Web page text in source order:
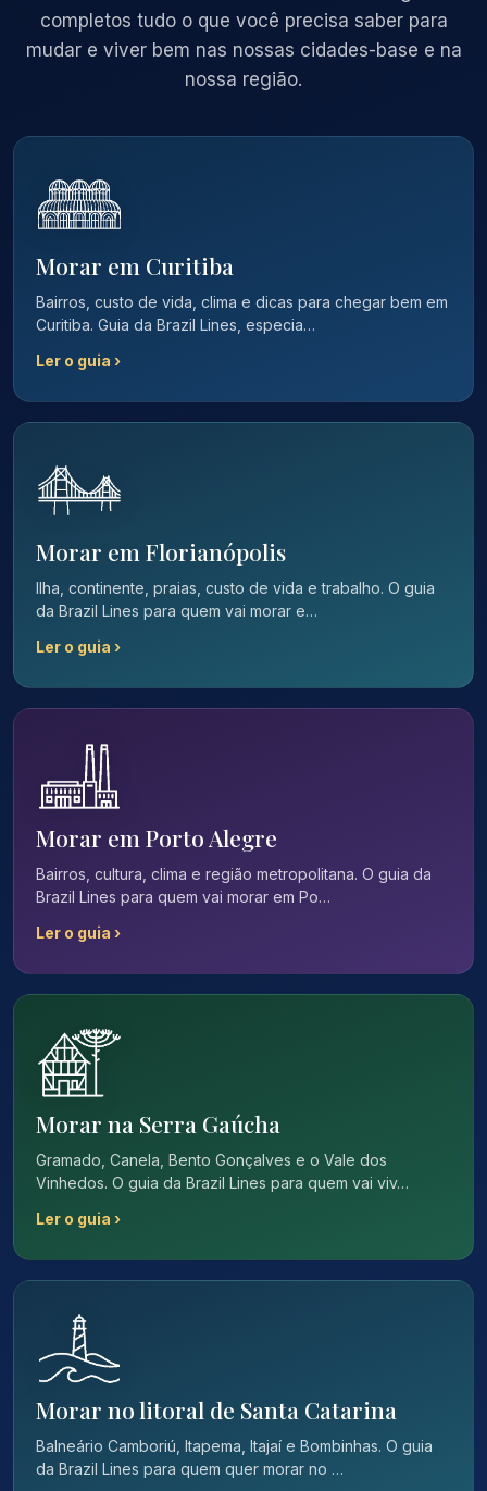
completos tudo o que você precisa saber para
mudar e viver bem nas nossas cidades-base e na
nossa região.
Morar em Curitiba
Bairros, custo de vida, clima e dicas para chegar bem em
Curitiba. Guia da Brazil Lines, especia…
Ler o guia ›
Morar em Florianópolis
Ilha, continente, praias, custo de vida e trabalho. O guia
da Brazil Lines para quem vai morar e…
Ler o guia ›
Morar em Porto Alegre
Bairros, cultura, clima e região metropolitana. O guia da
Brazil Lines para quem vai morar em Po…
Ler o guia ›
Morar na Serra Gaúcha
Gramado, Canela, Bento Gonçalves e o Vale dos
Vinhedos. O guia da Brazil Lines para quem vai viv…
Ler o guia ›
Morar no litoral de Santa Catarina
Balneário Camboriú, Itapema, Itajaí e Bombinhas. O guia
da Brazil Lines para quem quer morar no …